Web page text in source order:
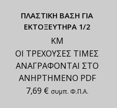
ΠΛΑΣΤΙΚΗ ΒΑΣΗ ΓΙΑ
ΕΚΤΟΞΕΥΤΗΡΑ 1/2
ΚΜ
ΟΙ ΤΡΕΧΟΥΣΕΣ ΤΙΜΕΣ
ΑΝΑΓΡΑΦΟΝΤΑΙ ΣΤΟ
ΑΝΗΡΤΗΜΕΝΟ PDF
7,69 € συμπ. Φ.Π.Α.